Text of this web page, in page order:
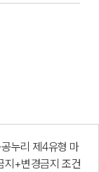
누리 제4유형 마
지+변경금지 조건